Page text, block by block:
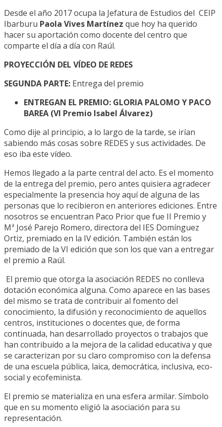
Desde el año 2017 ocupa la Jefatura de Estudios del CEIP
Ibarburu Paola Vives Martínez que hoy ha querido
hacer su aportación como docente del centro que
comparte el día a día con Raúl.
PROYECCIÓN DEL VÍDEO DE REDES
SEGUNDA PARTE: Entrega del premio
ENTREGAN EL PREMIO: GLORIA PALOMO Y PACO
BAREA (VI Premio Isabel Álvarez)
Como dije al principio, a lo largo de la tarde, se irían
sabiendo más cosas sobre REDES y sus actividades. De
eso iba este vídeo.
Hemos llegado a la parte central del acto. Es el momento
de la entrega del premio, pero antes quisiera agradecer
especialmente la presencia hoy aquí de alguna de las
personas que lo recibieron en anteriores ediciones. Entre
nosotros se encuentran Paco Prior que fue II Premio y
Mª José Parejo Romero, directora del IES Domínguez
Ortiz, premiado en la IV edición. También están los
premiado de la VI edición que son los que van a entregar
el premio a Raúl.
El premio que otorga la asociación REDES no conlleva
dotación económica alguna. Como aparece en las bases
del mismo se trata de contribuir al fomento del
conocimiento, la difusión y reconocimiento de aquellos
centros, instituciones o docentes que, de forma
continuada, han desarrollado proyectos o trabajos que
han contribuido a la mejora de la calidad educativa y que
se caracterizan por su claro compromiso con la defensa
de una escuela pública, laica, democrática, inclusiva, eco-
social y ecofeminista.
El premio se materializa en una esfera armilar. Símbolo
que en su momento eligió la asociación para su
representación.